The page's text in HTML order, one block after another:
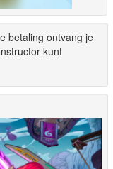
betaling ontvang je
kunt